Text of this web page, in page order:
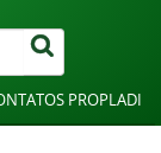
PROPLADI